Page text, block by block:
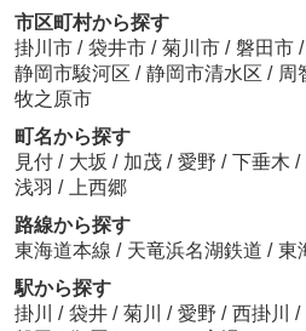
市区町村から探す
掛川市 / 袋井市 / 菊川市 / 磐田市 /
静岡市駿河区 / 静岡市清水区 / 周
牧之原市
町名から探す
見付 / 大坂 / 加茂 / 愛野 / 下垂木 /
浅羽 /
上西郷
路線から探す
東海道本線 / 天竜浜名湖鉄道 / 東
駅から探す
掛川
/ 袋井 / 菊川 / 愛野 / 西掛川 /